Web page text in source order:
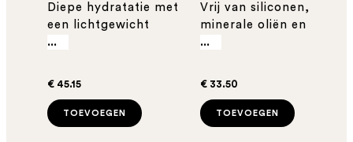
gelmasker voor dof
& krullend haar
Diepe hydratatie met
een lichtgewicht
textuur
...
€ 45.15
TOEVOEGEN
Vrij van siliconen,
minerale oliën en
parabenen
...
€ 33.50
TOEVOEGEN